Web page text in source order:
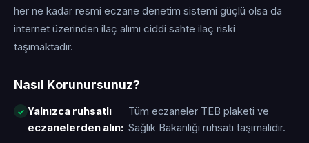
her ne kadar resmi eczane denetim sistemi güçlü olsa da
internet üzerinden ilaç alımı ciddi sahte ilaç riski
taşımaktadır.
Nasıl Korunursunuz?
Yalnızca ruhsatlı
eczanelerden alın:
Tüm eczaneler TEB plaketi ve
Sağlık Bakanlığı ruhsatı taşımalıdır.